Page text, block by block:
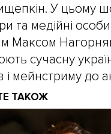
У цьому
та медійні
Максом
сучасну
і мейнстриму до
ТАКОЖ